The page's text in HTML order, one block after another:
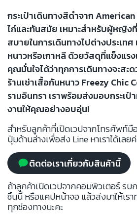
กระเป๋าเดินทางสีดำจาก
ไก๋และทันสมัย เหมาะสำหรับผู้หญิง
สบายในการเดินทางไปต่างประเท
หนาวหรือเกาหลี ด้วยวัสดุที่แข็งแรง
คุณมั่นใจได้ว่าทุกการเดินทางจะสะ
ร้านเช่าเสื้อกันหนาว Freezy Chic
รามอินทรา เราพร้อมส่งมอบกระเป๋
งานให้คุณอย่างอบอุ่น!
สำหรับลูกค้าที่เปิดเวปจากโทรศัพท์
ปุ่มด้านล่างเพื่อส่ง Line หาเราได้เลยค่
ติดต่อเราเกี่ยวกับสินค้านี้
ถ้าลูกค้าเปิดเวปจากคอมพิวเตอร์ ร
ชิ้นนี้ หรือแคปหน้าจอ แล้วส่งมาให้เร
ทุกช่องทางนะคะ